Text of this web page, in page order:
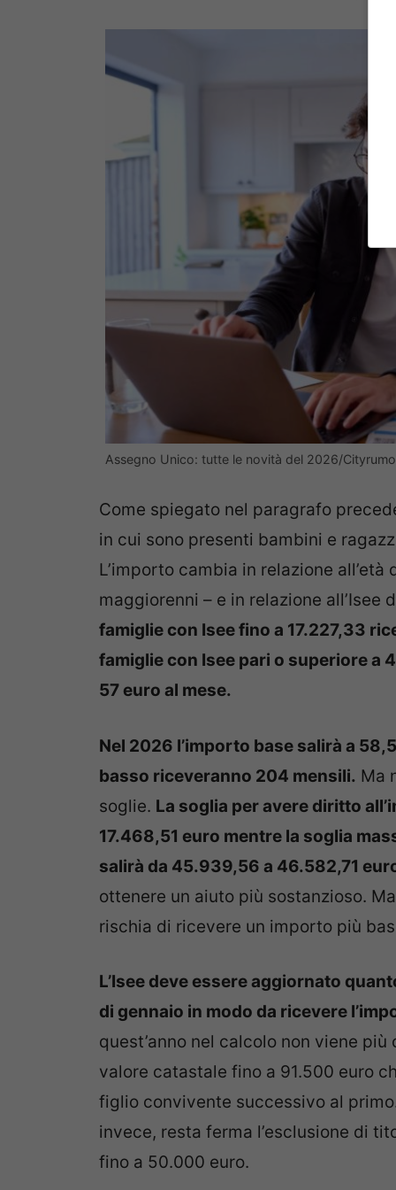
Assegno Unico: tutte le novità del 2026/
Come spiegato nel paragrafo
in cui sono presenti bambini e
L’importo cambia in relazione
maggiorenni – e in relazione all’Isee
famiglie con Isee fino a 17.227,33
famiglie con Isee pari o superiore a
57 euro al mese.
Nel 2026 l’importo base salirà a
basso riceveranno 204 mensili. Ma
soglie. La soglia per avere diritto
17.468,51 euro mentre la soglia
salirà da 45.939,56 a 46.582,71
ottenere un aiuto più sostanzioso.
rischia di ricevere un importo più
L’Isee deve essere aggiornato
di gennaio in modo da ricevere
quest’anno nel calcolo non viene
valore catastale fino a 91.500 euro
figlio convivente successivo al
invece, resta ferma l’esclusione di
fino a 50.000 euro.